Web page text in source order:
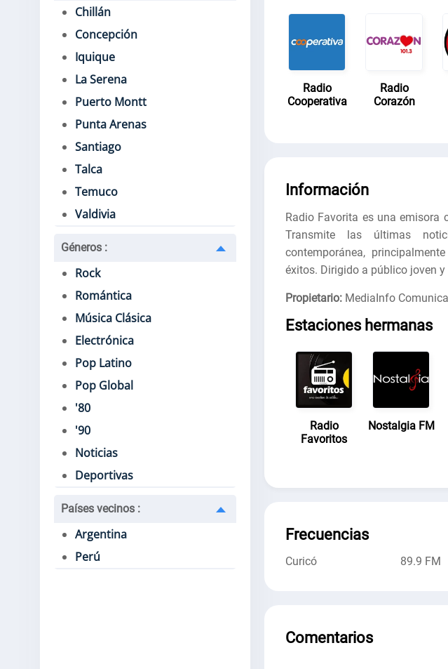
Chillán
Concepción
Iquique
La Serena
Puerto Montt
Punta Arenas
Santiago
Talca
Temuco
Valdivia
Géneros :
Rock
Romántica
Música Clásica
Electrónica
Pop Latino
Pop Global
'80
'90
Noticias
Deportivas
Países vecinos :
Argentina
Perú
Radio
Cooperativa
Radio
Corazón
Información
Radio Favorita es una emisora
Transmite las últimas
contemporánea,
éxitos. Dirigido a público joven y
Propietario: MediaInfo
Estaciones hermanas
Radio
Favoritos
Nostalgia FM
Frecuencias
Curicó 89.9 FM
Comentarios